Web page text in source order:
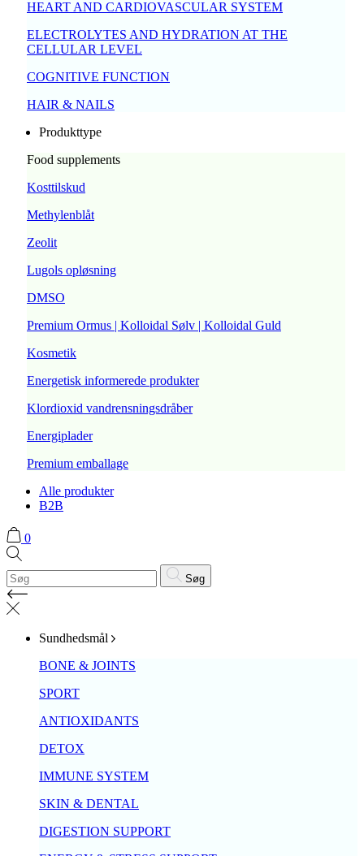
HEART AND CARDIOVASCULAR SYSTEM
ELECTROLYTES AND HYDRATION AT THE
CELLULAR LEVEL
COGNITIVE FUNCTION
HAIR & NAILS
Produkttype
Food supplements
Kosttilskud
Methylenblåt
Zeolit
Lugols opløsning
DMSO
Premium Ormus | Kolloidal Sølv | Kolloidal Guld
Kosmetik
Energetisk informerede produkter
Klordioxid vandrensningsdråber
Energiplader
Premium emballage
Alle produkter
B2B
0
Søg
Sundhedsmål
BONE & JOINTS
SPORT
ANTIOXIDANTS
DETOX
IMMUNE SYSTEM
SKIN & DENTAL
DIGESTION SUPPORT